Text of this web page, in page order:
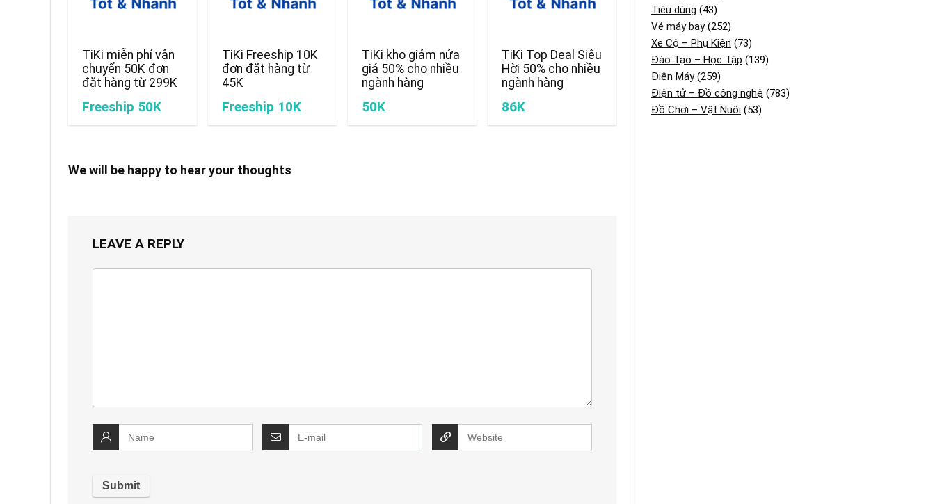
TiKi miễn phí vận
chuyển 50K đơn
đặt hàng từ 299K
Freeship 50K
TiKi Freeship 10K
đơn đặt hàng từ
45K
Freeship 10K
TiKi kho giảm nửa
giá 50% cho nhiều
ngành hàng
50K
TiKi Top Deal Siêu
Hời 50% cho nhiều
ngành hàng
86K
We will be happy to hear your thoughts
LEAVE A REPLY
Tiêu dùng (43)
Vé máy bay(252)
Xe Cộ – Phụ Kiện (73)
Đào Tạo – Học Tập (139)
Điện Máy(259)
Điện tử – Đồ công nghệ (783)
Đồ Chơi – Vật Nuôi (53)